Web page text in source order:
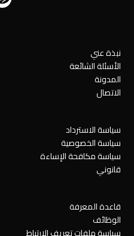
نبذة عني
الأسئلة الشائعة
المدونة
الاتصال
سياسة الاسترداد
سياسة الخصوصية
سياسة مكافحة الإساءة
قانوني
قاعدة المعرفة
الوظائف